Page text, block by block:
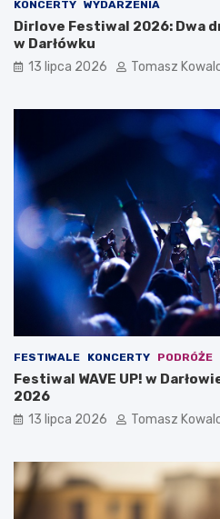
KONCERTY WYDARZENIA
Dirlove Festiwal 2026: Dwa
w Darłówku
13 lipca 2026 Tomasz
FESTIWALE KONCERTY PODRÓŻE
Festiwal WAVE UP! w
2026
13 lipca 2026 Tomasz